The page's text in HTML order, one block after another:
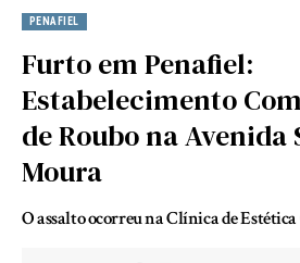
PENAFIEL
Furto em Penafiel:
Estabelecimento
de Roubo na Avenida
Moura
O assalto ocorreu na Clínica de